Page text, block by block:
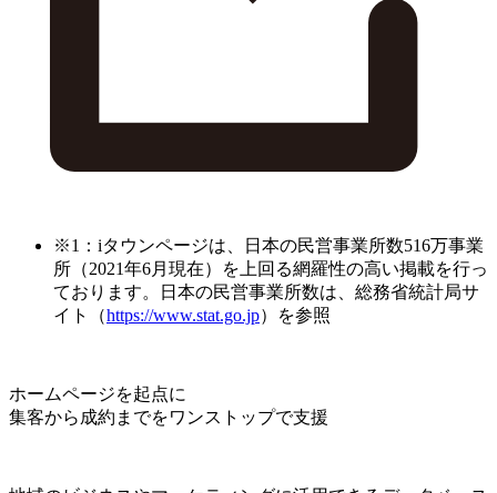
※1：iタウンページは、日本の民営事業所数516万事業
所（2021年6月現在）を上回る網羅性の高い掲載を行っ
ております。日本の民営事業所数は、総務省統計局サ
イト（https://www.stat.go.jp）を参照
ホームページを起点に
集客から成約までをワンストップで支援